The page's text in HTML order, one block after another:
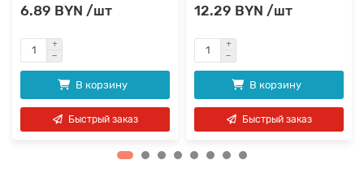
6.89 BYN /шт
В корзину
Быстрый заказ
12.29 BYN /шт
В корзину
Быстрый заказ